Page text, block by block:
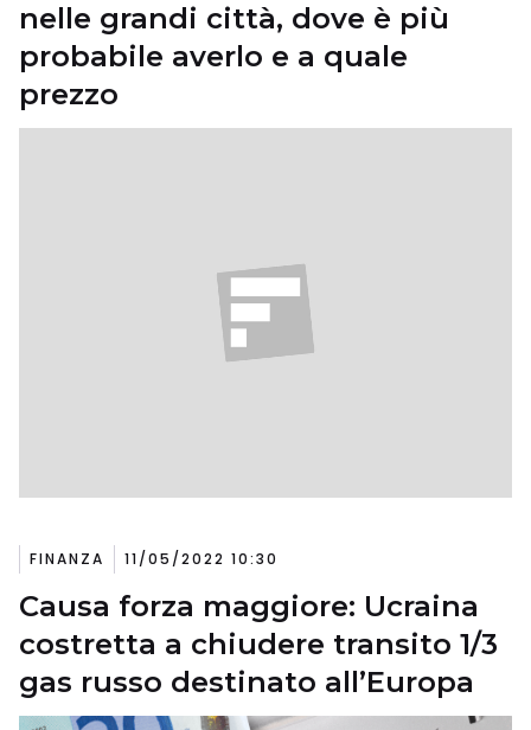
nelle grandi città, dove è più
probabile averlo e a quale
prezzo
FINANZA 11/05/2022 10:30
Causa forza maggiore: Ucraina
costretta a chiudere transito 1/3
gas russo destinato all’Europa